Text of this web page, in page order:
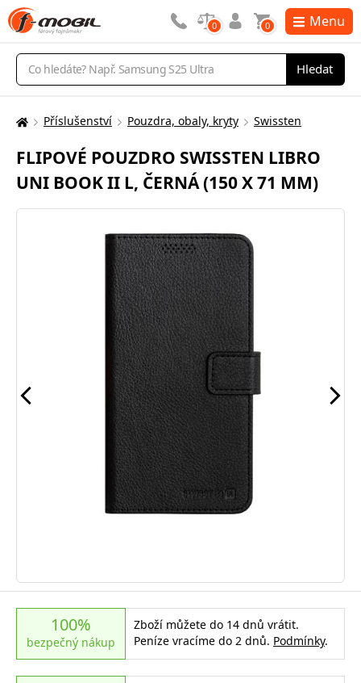
Vyhledávání
Hledat
0 0 Menu
Zde
nacházíte:
Příslušenství Pouzdra, obaly, kryty Swissten
FLIPOVÉ POUZDRO SWISSTEN LIBRO
UNI BOOK II L, ČERNÁ (150 X 71 MM)
100%
bezpečný nákup
Zboží můžete do 14 dnů vrátit.
Peníze vracíme do 2 dnů. Podmínky.